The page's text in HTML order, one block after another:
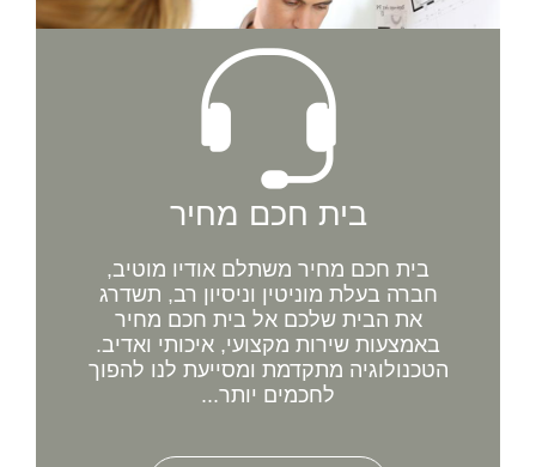
בית חכם מחיר
בית חכם מחיר משתלם אודיו מוטיב,
חברה בעלת מוניטין וניסיון רב, תשדרג
את הבית שלכם אל בית חכם מחיר
באמצעות שירות מקצועי, איכותי ואדיב.
הטכנולוגיה מתקדמת ומסייעת לנו להפוך
לחכמים יותר...